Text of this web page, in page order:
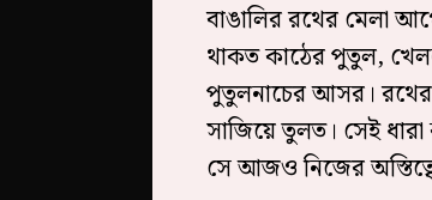
বাঙালির রথের মেলা
থাকত কাঠের পুতুল,
পুতুলনাচের আসর। রথের
সাজিয়ে তুলত। সেই ধারা
সে আজও নিজের